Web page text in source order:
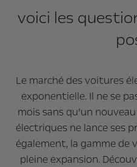
voici les
Le marché des voitures
exponentielle. Il ne se
mois sans qu’un
électriques ne lance ses
également, la gamme de
pleine expansion.